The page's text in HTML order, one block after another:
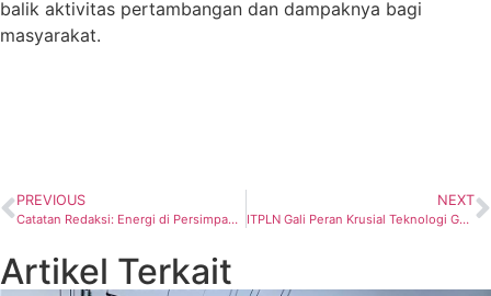
balik aktivitas pertambangan dan dampaknya bagi
masyarakat.
PREVIOUS
Catatan Redaksi: Energi di Persimpangan: Bertahan atau Bertransformasi?
NEXT
ITPLN Gali Peran Krusial Teknologi Geospasial untuk Masa Depan Energi
Artikel Terkait